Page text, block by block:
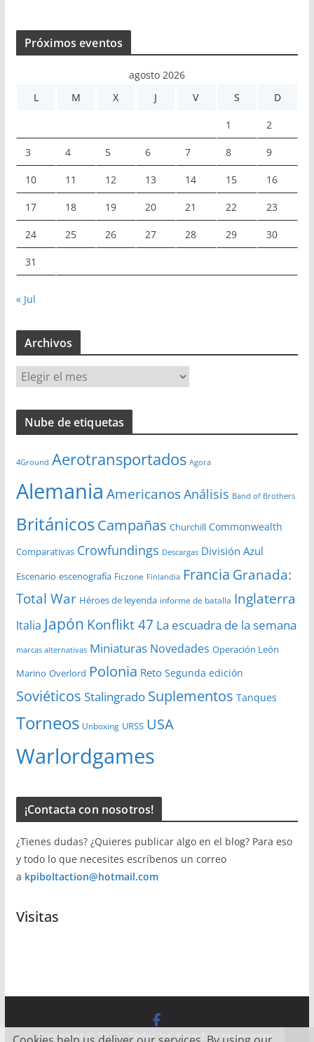
Próximos eventos
agosto 2026
L
M X J V S D
1 2
3 4 5 6 7 8 9
10 11 12 13 14 15 16
17 18 19 20 21 22 23
24 25 26 27 28 29 30
31
« Jul
Archivos
r
c
v
s
Nube de etiquetas
4Ground Aerotransportados Agora
Alemania AmericanosAnálisis Band of Brothers
BritánicosCampañas Churchill Commonwealth
Comparativas Crowfundings Descargas División Azul
Escenario escenografía Ficzone Finlandia Francia Granada:
Total War Héroes de leyenda informe de batalla Inglaterra
Italia Japón Konflikt 47 La escuadra de la semana
marcas alternativas Miniaturas Novedades Operación León
Marino Overlord Polonia Reto Segunda edición
Soviéticos Stalingrado Suplementos Tanques
Torneos Unboxing URSS USA
Warlordgames
¡Contacta con nosotros!
¿Tienes dudas? ¿Quieres publicar algo en el blog? Para eso
y todo lo que necesites escríbenos un correo
a kpiboltaction@hotmail.com
Visitas
Copyright © 2026. Todos los derechos reservados.